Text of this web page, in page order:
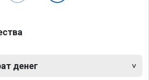
денег